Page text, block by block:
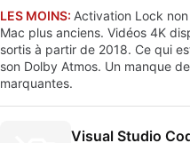
LES MOINS: Activation Lock
Mac plus anciens. Vidéos 4K
sortis à partir de 2018. Ce qui
son Dolby Atmos. Un manque
marquantes.
Visual Studio